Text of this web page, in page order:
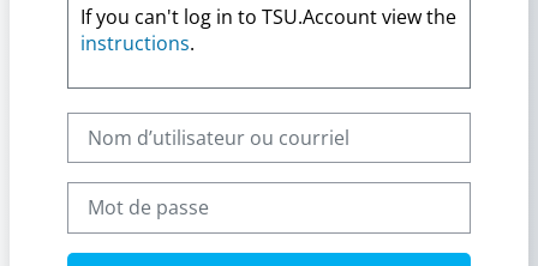
If you can't log in to TSU.Account view the
instructions.
Mot de passe